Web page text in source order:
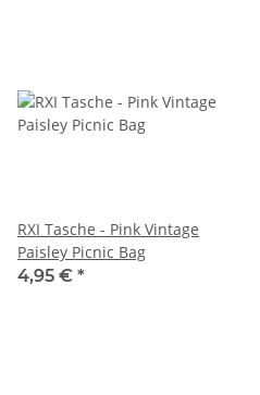
RXI Tasche - Pink Vintage
Paisley Picnic Bag
4,95 € *